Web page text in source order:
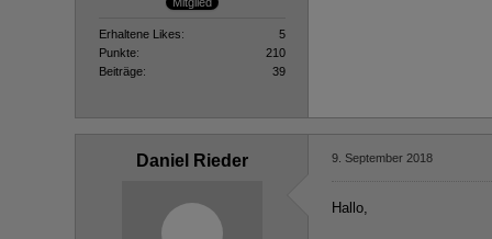
Erhaltene Likes
5
Punkte
210
Beiträge
39
Daniel Rieder 9. September 2018
Hallo,